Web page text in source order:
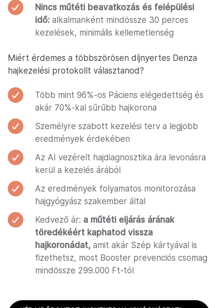
Nincs műtéti beavatkozás és felépülési
idő: alkalmanként mindössze 30 perces
kezelések, minimális kellemetlenség
Miért érdemes a többszörösen díjnyertes Denza
hajkezelési protokollt választanod?
Több mint 96%-os Páciens elégedettség és
akár 70%-kal sűrűbb hajkorona
Személyre szabott kezelési terv a legjobb
eredmények érdekében
Az AI vezérelt hajdiagnosztika ára levonásra
kerül a kezelés árából
Az eredmények folyamatos monitorozása
hajgyógyász szakember által
Kedvező ár: a műtéti eljárás árának
töredékéért kaphatod vissza
hajkoronádat, amit akár Szép kártyával is
fizethetsz, most Booster prevenciós csomag
mindössze 299.000 Ft-tól